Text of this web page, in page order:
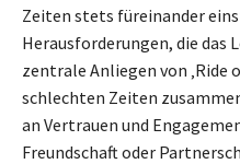
Zeiten stets füreinander
Herausforderungen, die das
zentrale Anliegen von ‚Ride
schlechten Zeiten
an Vertrauen und
Freundschaft oder